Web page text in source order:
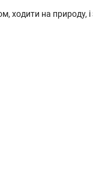
ходити на природу, і